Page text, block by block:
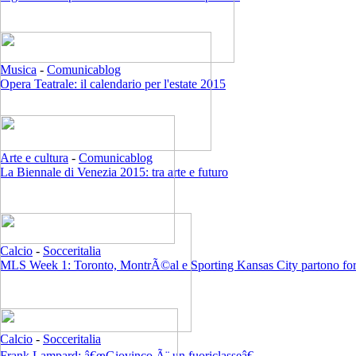
Musica - Comunicablog
Opera Teatrale: il calendario per l'estate 2015
Arte e cultura - Comunicablog
La Biennale di Venezia 2015: tra arte e futuro
Calcio - Socceritalia
MLS Week 1: Toronto, MontrÃ©al e Sporting Kansas City partono
Calcio - Socceritalia